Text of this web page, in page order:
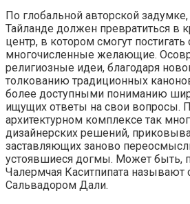
По глобальной авторской
Тайланде должен превратиться в
центр, в котором смогут
многочисленные желающие.
религиозные идеи, благодаря
толкованию традиционных
более доступными пониманию
ищущих ответы на свои вопросы.
архитектурном комплексе так
дизайнерских решений,
заставляющих заново
устоявшиеся догмы. Может быть,
Чалермчая Каситпипата
Сальвадором Дали.